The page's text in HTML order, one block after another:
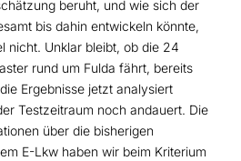
beruht, und wie sich der
bis dahin entwickeln könnte,
nicht. Unklar bleibt, ob die 24
rund um Fulda fährt, bereits
Ergebnisse jetzt analysiert
Testzeitraum noch andauert. Die
über die bisherigen
E-Lkw haben wir beim Kriterium